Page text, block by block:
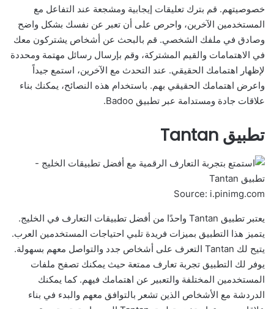
خصوصيتهم. قم بترك تعليقات إيجابية ومشجعة عند التفاعل مع
المستخدمين الآخرين، واحرص على أن تعبر عن نفسك بشكل واضح
وصادق في ملفك الشخصي. قم بالبحث عن أشخاص يشتركون معك
في الاهتمامات والقيم المشتركة، وقم بإرسال رسائل مهتمة ومحددة
لإظهار اهتمامك الحقيقي. عند التحدث مع الآخرين، استمع جيداً
واعرض اهتمامك الحقيقي بهم. باستخدام هذه النصائح، يمكنك بناء
علاقات جادة ومستدامة عبر تطبيق Badoo.
تطبيق Tantan
Source: i.pinimg.com
يعتبر تطبيق Tantan واحدًا من أفضل تطبيقات التعارف في الخليج.
يتميز هذا التطبيق بميزات فريدة تلبي احتياجات المستخدمين العرب.
يتيح لك Tantan التعرف على أشخاص جدد والتواصل معهم بسهولة.
يوفر لك التطبيق تجربة تعارف ممتعة حيث يمكنك تصفح ملفات
المستخدمين المختلفة والتعبير عن اهتمامك فيهم. كما يمكنك
الدردشة مع الأشخاص الذين تشعر بالتوافق معهم والبدء في بناء